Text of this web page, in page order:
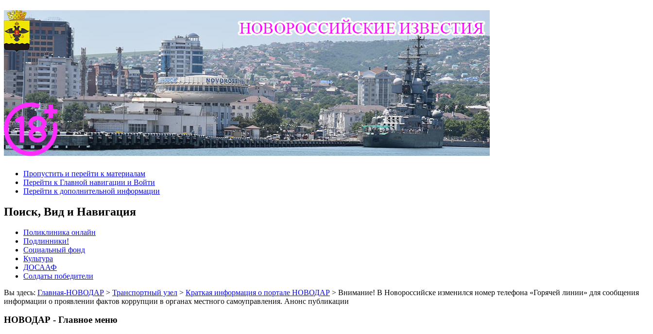
Пропустить и перейти к материалам
Перейти к Главной навигации и Войти
Перейти к дополнительной информации
Поиск, Вид и Навигация
Поликлиника онлайн
Подлинники!
Социальный фонд
Культура
ДОСААФ
Солдаты победители
Вы здесь: Главная-НОВОДАР > Транспортный узел > Краткая информация о портале НОВОДАР > Внимание! В Новороссийске изменился номер телефона «Горячей линии» для сообщения
информации о проявлении фактов коррупции в органах местного самоуправления. Анонс публикации
НОВОДАР - Главное меню